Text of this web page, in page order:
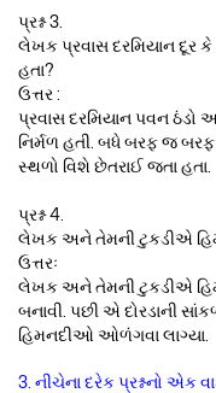
પ્રશ્ન 3.
લેખક પ્રવાસ દરમિયાન દૂર કે
હતા?
ઉત્તર :
પ્રવાસ દરમિયાન પવન ઠંડો
નિર્મળ હતી. બધે બરફ જ
સ્થળો વિશે છેતરાઈ જતા હતા.
પ્રશ્ન 4.
લેખક અને તેમની ટુકડીએ
ઉત્તરઃ
લેખક અને તેમની ટુકડીએ
બનાવી. પછી એ દોરડાની
હિમનદીઓ ઓળંગવા લાગ્યા.
3. નીચેના દરેક પ્રશ્નનો એક